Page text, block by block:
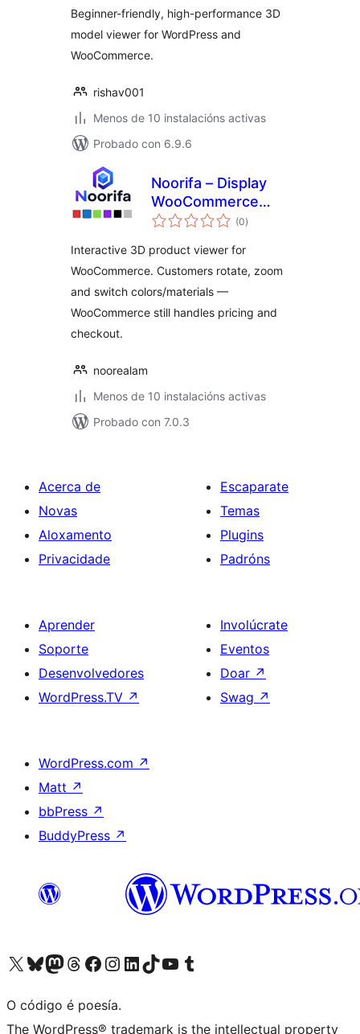
Beginner-friendly, high-performance 3D
model viewer for WordPress and
WooCommerce.
rishav001
Menos de 10 instalacións activas
Probado con 6.9.6
Noorifa – Display
WooCommerce
Product Variations
(0valoracións
totais
)
Interactive 3D product viewer for
WooCommerce. Customers rotate, zoom
and switch colors/materials —
WooCommerce still handles pricing and
checkout.
noorealam
Menos de 10 instalacións activas
Probado con 7.0.3
Acerca de
Novas
Aloxamento
Privacidade
Escaparate
Temas
Plugins
Padróns
Aprender
Soporte
Desenvolvedores
WordPress.TV ↗
Involúcrate
Eventos
Doar ↗
Swag ↗
WordPress.com ↗
Matt ↗
bbPress ↗
BuddyPress ↗
Visita la cuenta de X (anteriormente Twitter)
Visita a nosa conta de Bluesky
Visita a nosa conta de Mastodon
Visita a nosa conta de Threads
Visita a nosa páxina de Facebook
Visita a nosa conta de Instagram
Visita a nosa conta de LinkedIn
Visita a nosa conta de TikTok
Visita a nosa canle de YouTube
Visita a nosa conta de Tumblr
O código é poesía.
The WordPress® trademark is the intellectual property